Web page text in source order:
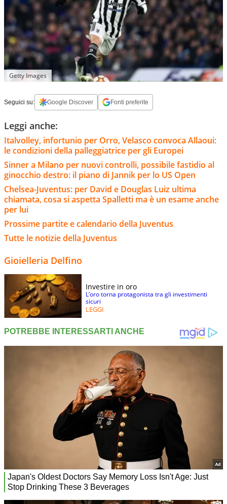
Getty Images
Seguici su: Google Discover Fonti preferite
Leggi anche:
Italvolley, infortunio per Orro, Velasco convoca Allaoui:
le condizioni della palleggiatrice per gli Europei
Sinner a Milano per nuovi controlli, possibile fastidio al
ginocchio destro: il piano di Jannik per lo US Open
Chelsea-Juventus: per David e Douglas Luiz ultima
chiamata, cosa si aspetta Spalletti ma è un esame anche
per lui
Prossime partite e calendario della Juventus
Tutte le notizie della Juventus
Gioielleria Delfino
Investire in oro
L’oro torna protagonista tra gli investimenti
sicuri
LEGGI